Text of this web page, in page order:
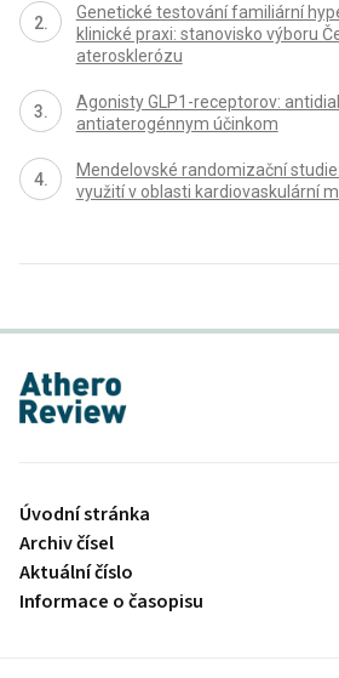
Genetické testování familiární
klinické praxi: stanovisko výboru
aterosklerózu
Agonisty GLP1-receptorov:
antiaterogénnym účinkom
Mendelovské randomizační
využití v oblasti kardiovaskulární
proLékaře.cz
Úvodní stránka
Archiv čísel
Aktuální číslo
Informace o časopisu